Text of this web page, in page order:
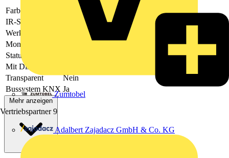
Zumtobel
Vertriebspartner 9
Adalbert Zajadacz GmbH & Co. KG
Farbe
IR-Sensor
Werkstoff
Kunststoff
Montageart
Status-LED
Mit Display
Transparent
Nein
Bussystem KNX Ja
Mehr anzeigen